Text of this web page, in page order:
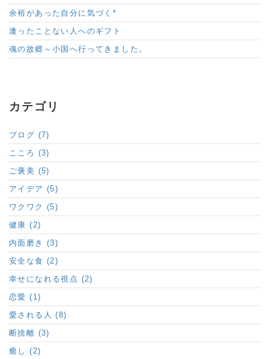
余裕があった自分に気づく*
逢ったことない人へのギフト
魂の故郷～小国へ行ってきました。
カテゴリ
ブログ (7)
こころ (3)
ご褒美 (5)
アイデア (5)
ワクワク (5)
健康 (2)
内面磨き (3)
安全な食 (2)
幸せになれる視点 (2)
恋愛 (1)
愛される人 (8)
断捨離 (3)
癒し (2)